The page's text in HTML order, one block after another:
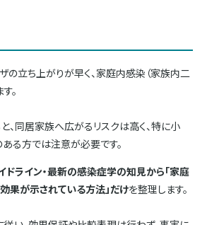
の立ち上がりが早く、家庭内感染（家族内二
。
、同居家族へ広がるリスクは高く、特に小
る方では注意が必要です。
ドライン・最新の感染症学の知見から「家庭
果が示されている方法」だけを整理します。